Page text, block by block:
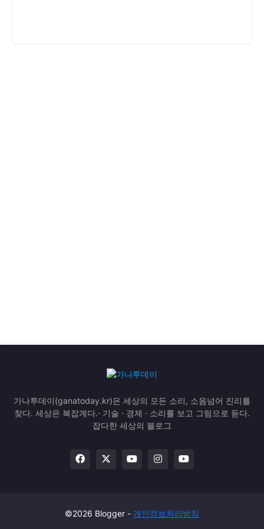
가나투데이(ganatoday.kr)은 세상의 모든 소리, 소음넘어 진리를
찾다. 세상은 복잡계다.· 기술 · 경제 · 소리를 보고 그림으로 듣다.
잡다한 세상의 블로그
©2026 Blogger - 개인정보처리방침